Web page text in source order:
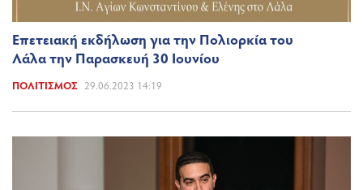
Επετειακή εκδήλωση για την Πολιορκία του
Λάλα την Παρασκευή 30 Ιουνίου
ΠΟΛΙΤΙΣΜΌΣ 29.06.2023 14:19